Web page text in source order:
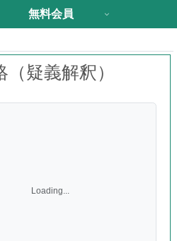
無料会員
疑義解釈）
Loading...